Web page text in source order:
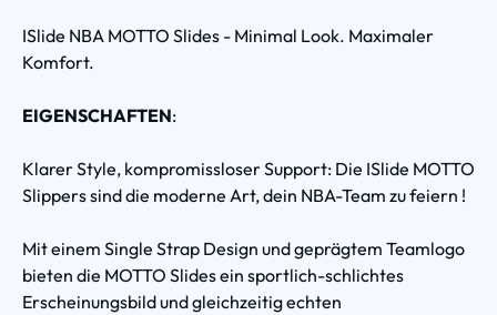
ISlide NBA MOTTO Slides - Minimal Look. Maximaler
Komfort.
EIGENSCHAFTEN:
Klarer Style, kompromissloser Support: Die ISlide MOTTO
Slippers sind die moderne Art, dein NBA-Team zu feiern !
Mit einem Single Strap Design und geprägtem Teamlogo
bieten die MOTTO Slides ein sportlich-schlichtes
Erscheinungsbild und gleichzeitig echten